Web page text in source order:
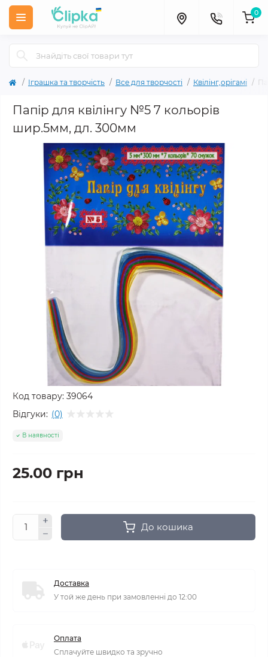
0
Іграшка та творчість Все для творчості Квілінг,орігамі
Папір для квілінгу №5 7 кольорів
шир.5мм, дл. 300мм
Код товару: 39064
Відгуки: (0)
В наявності
25.00 грн
До кошика
Доставка
У той же день при замовленні до 12:00
Оплата
Сплачуйте швидко та зручно